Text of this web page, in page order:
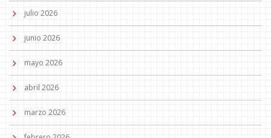
julio 2026
junio 2026
mayo 2026
abril 2026
marzo 2026